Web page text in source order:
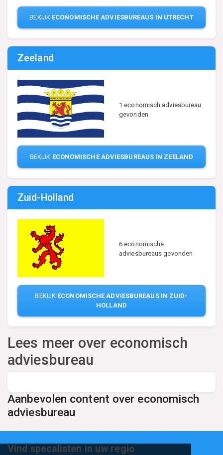
BEKIJK ECONOMISCHE ADVIESBUREAUS IN UTRECHT
Zeeland
1 economisch adviesbureau
gevonden
BEKIJK ECONOMISCHE ADVIESBUREAUS IN ZEELAND
Zuid-Holland
6 economische
adviesbureaus gevonden
BEKIJK ECONOMISCHE ADVIESBUREAUS IN ZUID-
HOLLAND
Lees meer over economisch
adviesbureau
Aanbevolen content over economisch
adviesbureau
Vind specalisten in uw regio